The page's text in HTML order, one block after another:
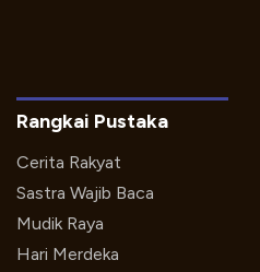
Rangkai Pustaka
Cerita Rakyat
Sastra Wajib Baca
Mudik Raya
Hari Merdeka